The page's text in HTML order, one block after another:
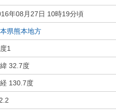
年08月27日 10時19分頃
県熊本地方
1
32.7度
130.7度